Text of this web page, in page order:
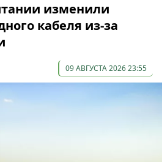
изменили
кабеля из-за
09 АВГУСТА 2026 23:55